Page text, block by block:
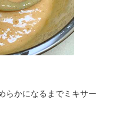
らかになるまでミキサー